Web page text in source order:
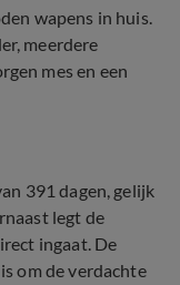
wapens in huis.
meerdere
mes en een
391 dagen, gelijk
legt de
ingaat. De
om de verdachte